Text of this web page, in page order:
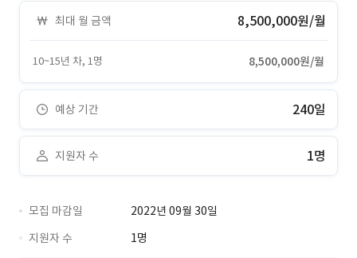
최대 월 금액 8,500,000원/월
10~15년 차, 1명 8,500,000원/월
예상 기간 240일
지원자 수 1명
모집 마감일
2022년 09월 30일
지원자 수
1명